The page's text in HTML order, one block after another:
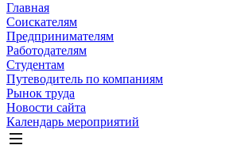
Главная
Соискателям
Предпринимателям
Работодателям
Студентам
Путеводитель по компаниям
Рынок труда
Новости сайта
Календарь мероприятий